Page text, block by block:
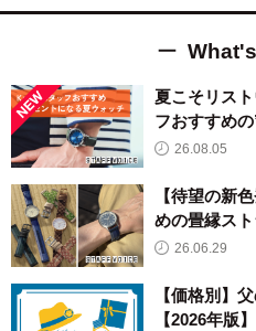
夏こそリス
フおすすめ
26.08.05
【待望の新
めの畳縁ス
26.06.29
【価格別】
【2026年版】